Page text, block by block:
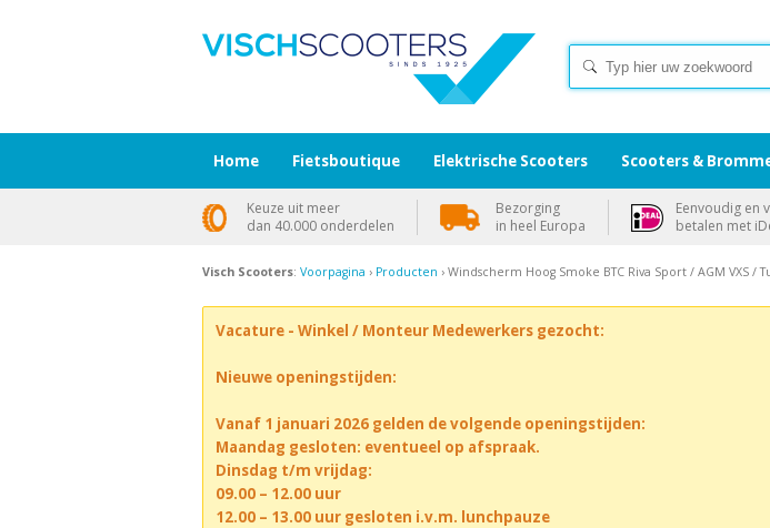
Visch Scooters: Voorpagina › Producten › Windscherm Hoog Smoke BTC Riva Sport / AGM VXS /
Vacature - Winkel / Monteur Medewerkers gezocht:
Nieuwe openingstijden:
Vanaf 1 januari 2026 gelden de volgende openingstijden:
Maandag gesloten: eventueel op afspraak.
Dinsdag t/m vrijdag:
09.00 – 12.00 uur
12.00 – 13.00 uur gesloten i.v.m. lunchpauze
Home Fietsboutique Elektrische Scooters Scooters &
Keuze uit meer
dan 40.000 onderdelen
Bezorging
in heel Europa
Eenvoudig en
betalen met